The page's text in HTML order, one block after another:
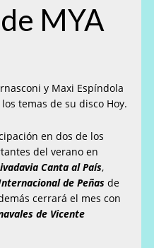
MYA
y Maxi Espíndola
temas de su disco Hoy.
en dos de los
del verano en
Canta al País,
de Peñas de
cerrará el mes con
de Vicente